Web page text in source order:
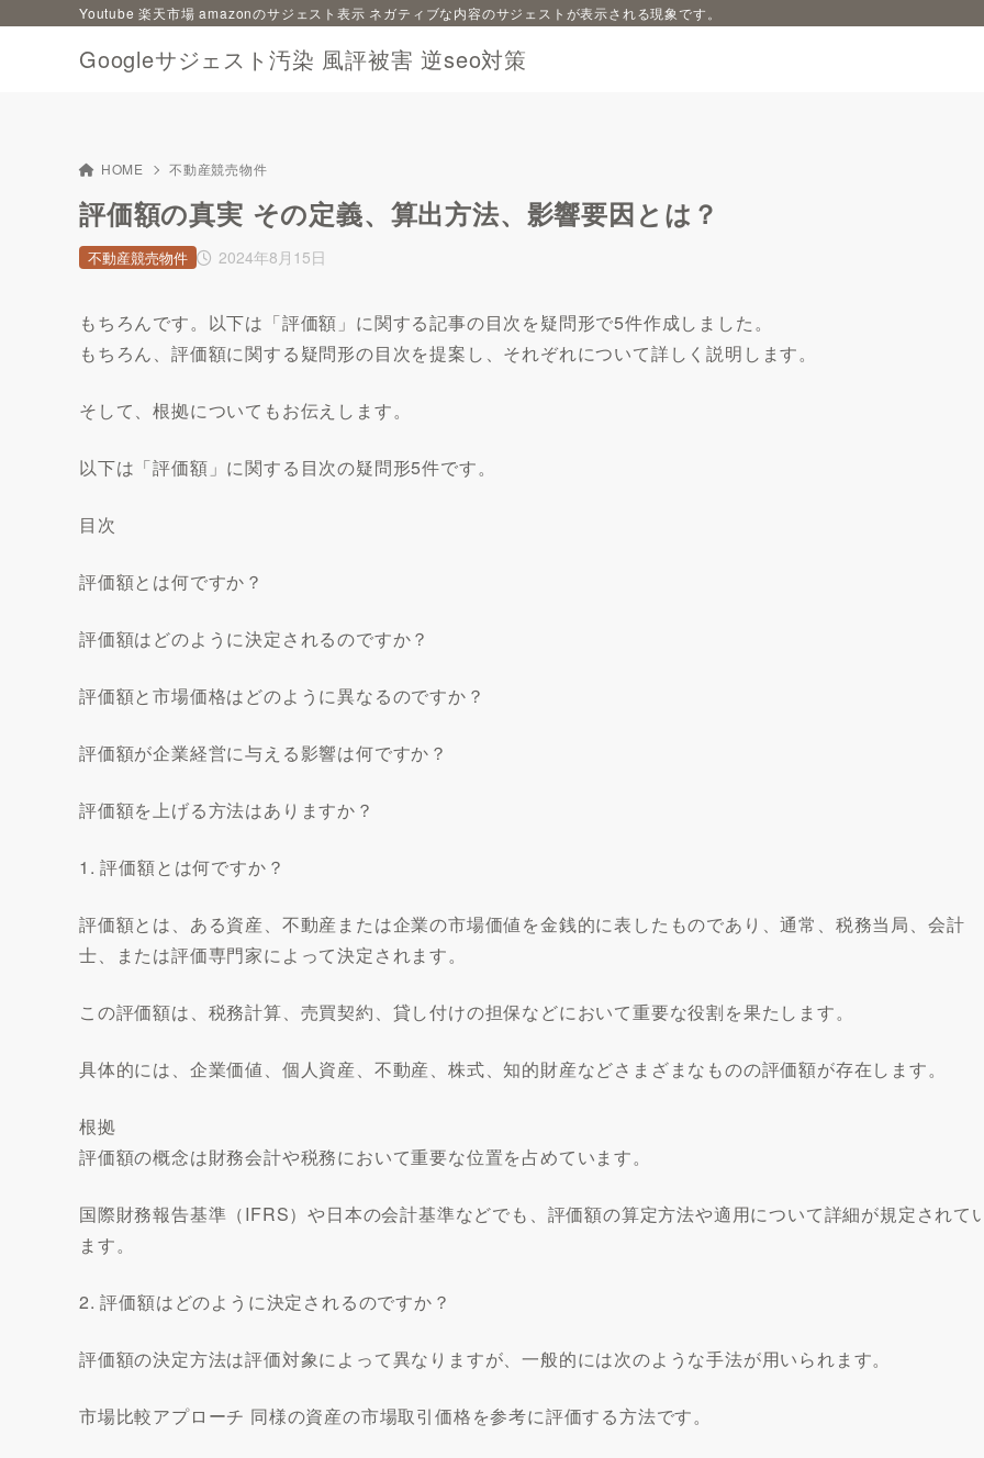
Googleサジェスト汚染 風評被害 逆seo対策
Youtube 楽天市場 amazonのサジェスト表示 ネガティブな内容のサジェストが表示される現象です。
HOME 不動産競売物件
評価額の真実 その定義、算出方法、影響要因とは？
2024年8月15日
不動産競売物件
もちろんです。以下は「評価額」に関する記事の目次を疑問形で5件作成しました。
もちろん、評価額に関する疑問形の目次を提案し、それぞれについて詳しく説明します。
そして、根拠についてもお伝えします。
以下は「評価額」に関する目次の疑問形5件です。
目次
評価額とは何ですか？
評価額はどのように決定されるのですか？
評価額と市場価格はどのように異なるのですか？
評価額が企業経営に与える影響は何ですか？
評価額を上げる方法はありますか？
1. 評価額とは何ですか？
評価額とは、ある資産、不動産または企業の市場価値を金銭的に表したものであり、通常、税務当局、会計
士、または評価専門家によって決定されます。
この評価額は、税務計算、売買契約、貸し付けの担保などにおいて重要な役割を果たします。
具体的には、企業価値、個人資産、不動産、株式、知的財産などさまざまなものの評価額が存在します。
根拠
評価額の概念は財務会計や税務において重要な位置を占めています。
国際財務報告基準（IFRS）や日本の会計基準などでも、評価額の算定方法や適用について詳細が規定されて
ます。
2. 評価額はどのように決定されるのですか？
評価額の決定方法は評価対象によって異なりますが、一般的には次のような手法が用いられます。
市場比較アプローチ 同様の資産の市場取引価格を参考に評価する方法です。